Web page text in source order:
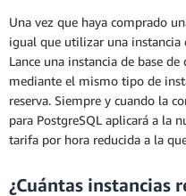
Una vez que haya comprado
igual que utilizar una instancia
Lance una instancia de base
mediante el mismo tipo de
reserva. Siempre y cuando la
para PostgreSQL aplicará a la
tarifa por hora reducida a la
¿Cuántas instancias